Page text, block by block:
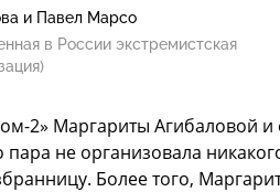
и Павел Марсо
в России экстремистская
2» Маргариты Агибаловой и
не организовала
Более того,